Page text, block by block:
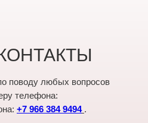
поводу любых вопросов
телефона:
+7 966 384 9494 .